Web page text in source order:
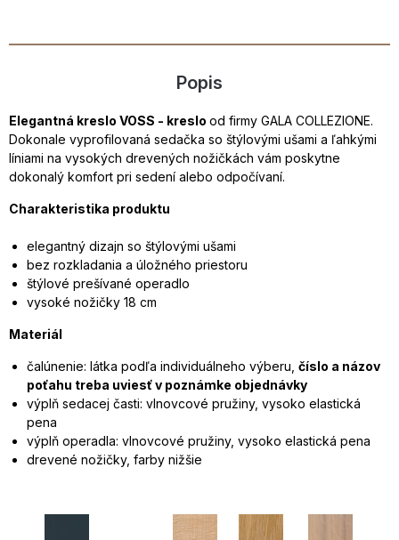
Popis
Elegantná kreslo VOSS - kreslo od firmy GALA COLLEZIONE.
Dokonale vyprofilovaná sedačka so štýlovými ušami a ľahkými
líniami na vysokých drevených nožičkách vám poskytne
dokonalý komfort pri sedení alebo odpočívaní.
Charakteristika produktu
elegantný dizajn so štýlovými ušami
bez rozkladania a úložného priestoru
štýlové prešívané operadlo
vysoké nožičky 18 cm
Materiál
čalúnenie: látka podľa individuálneho výberu, číslo a názov
poťahu treba uviesť v poznámke objednávky
výplň sedacej časti: vlnovcové pružiny, vysoko elastická
pena
výplň operadla: vlnovcové pružiny, vysoko elastická pena
drevené nožičky, farby nižšie